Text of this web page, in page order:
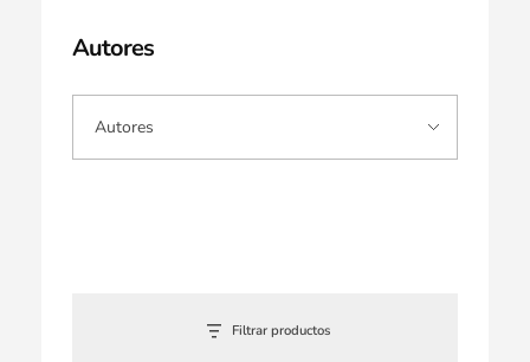
Autores
Filtrar productos